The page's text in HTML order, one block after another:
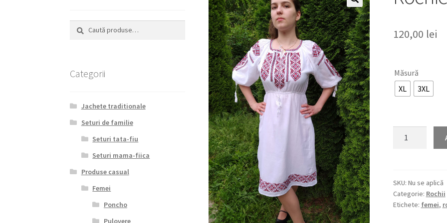
🔍
120,00 lei
Măsură
XL
3XL
SKU: Nu se aplică
Categorie: Rochii
Etichete: femei,
Caută
după:
Caută
Categorii
Jachete traditionale
Seturi de familie
Seturi tata-fiu
Seturi mama-fiica
Produse casual
Femei
Poncho